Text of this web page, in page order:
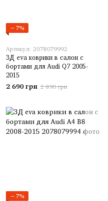
−7%
Артикул: 2078079992
3Д eva коврики в салон с
бортами для Audi Q7 2005-
2015
2 690 грн 2 890 грн
−7%